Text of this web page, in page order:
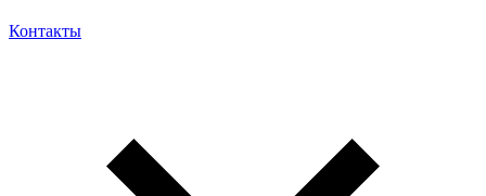
Контакты